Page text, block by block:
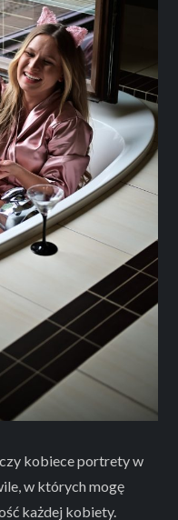
kobiece portrety w
w których mogę
każdej kobiety.